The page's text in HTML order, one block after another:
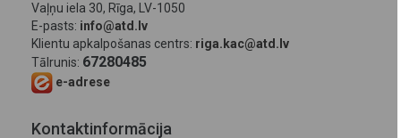
Vaļņu iela 30, Rīga, LV-1050
E-pasts: info@atd.lv
Klientu apkalpošanas centrs: riga.kac@atd.lv
Tālrunis: 67280485
e-adrese
Kontaktinformācija